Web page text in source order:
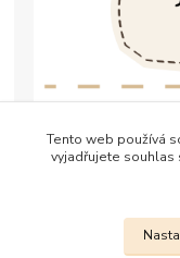
Tento web používá
vyjadřujete souhlas